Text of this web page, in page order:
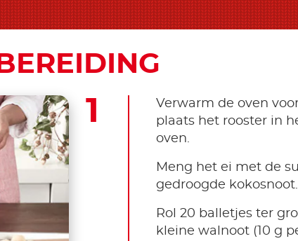
BEREIDING
Verwarm de oven
plaats het rooster in
oven.
Meng het ei met de
gedroogde kokosnoot.
Rol 20 balletjes ter
kleine walnoot (10 g